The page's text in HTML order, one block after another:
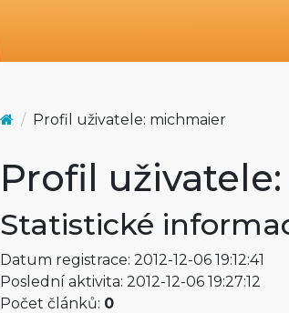
Profil uživatele: michmaier
Profil
Statistické
Datum registrace: 2012-12-06 19:12:41
Poslední aktivita: 2012-12-06 19:27:12
Počet článků: 0